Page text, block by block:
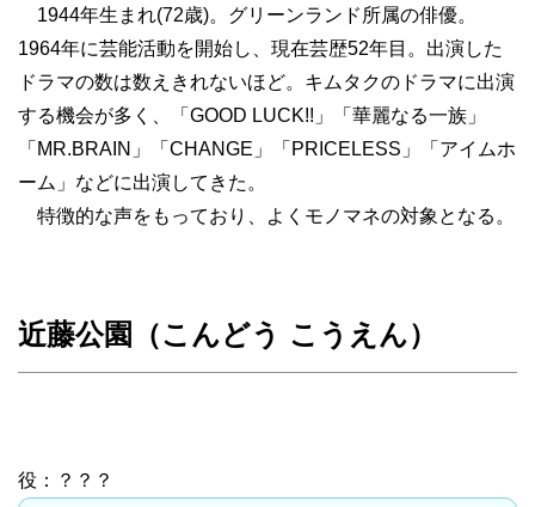
1944年生まれ(72歳)。グリーンランド所属の俳優。
1964年に芸能活動を開始し、現在芸歴52年目。出演した
ドラマの数は数えきれないほど。キムタクのドラマに出演
する機会が多く、「GOOD LUCK!!」「華麗なる一族」
「MR.BRAIN」「CHANGE」「PRICELESS」「アイムホ
ーム」などに出演してきた。
特徴的な声をもっており、よくモノマネの対象となる。
近藤公園（こんどう こうえん）
役：？？？